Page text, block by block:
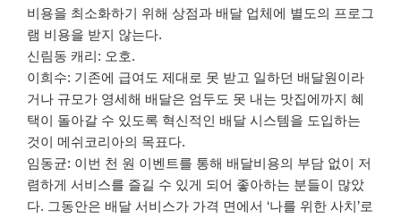
비용을 최소화하기 위해 상점과 배달 업체에 별도의 프로그
램 비용을 받지 않는다.
신림동 캐리: 오호.
이희수: 기존에 급여도 제대로 못 받고 일하던 배달원이라
거나 규모가 영세해 배달은 엄두도 못 내는 맛집에까지 혜
택이 돌아갈 수 있도록 혁신적인 배달 시스템을 도입하는
것이 메쉬코리아의 목표다.
임동균: 이번 천 원 이벤트를 통해 배달비용의 부담 없이 저
렴하게 서비스를 즐길 수 있게 되어 좋아하는 분들이 많았
다. 그동안은 배달 서비스가 가격 면에서 ‘나를 위한 사치’로